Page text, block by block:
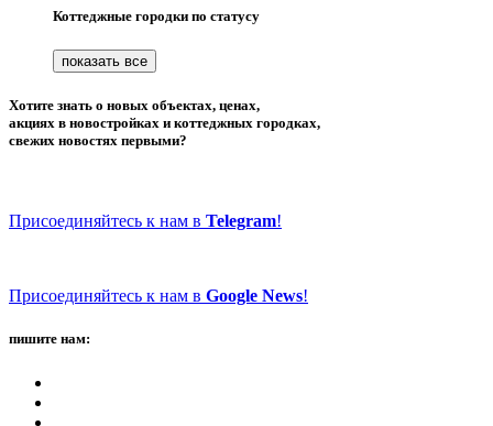
Коттеджные городки по статусу
Хотите знать о новых объектах, ценах,
акциях в новостройках и коттеджных городках,
свежих новостях первыми?
Присоединяйтесь к нам в Telegram!
Присоединяйтесь к нам в Google News!
пишите нам: